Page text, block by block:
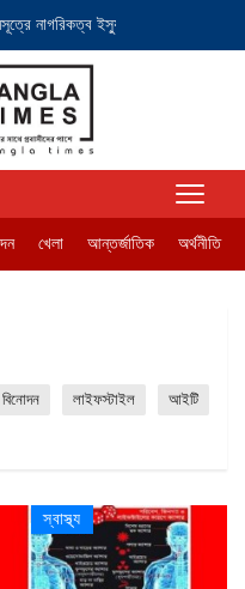
নাগরিকত্ব ইস্যুতে সুপ্রিম কোর্টে আবেদন
খেলা আন্তর্জাতিক অর্থনীতি
বিনোদন লাইফস্টাইল আইটি
স্বাস্থ্য